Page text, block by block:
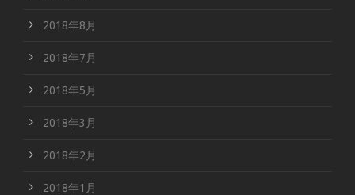
2018年8月
2018年7月
2018年5月
2018年3月
2018年2月
2018年1月